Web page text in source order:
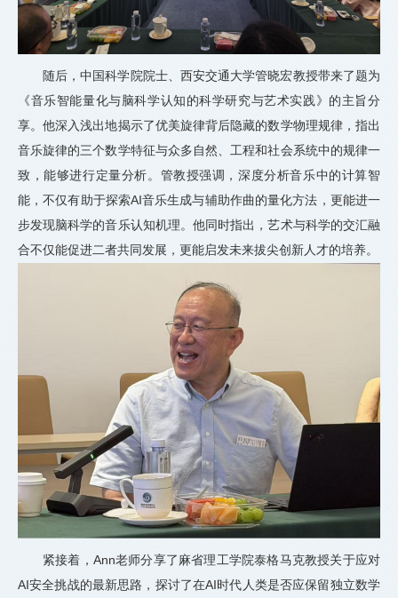
随后，中国科学院院士、西安交通大学管晓宏教授带来了题为
《音乐智能量化与脑科学认知的科学研究与艺术实践》的主旨分
享。他深入浅出地揭示了优美旋律背后隐藏的数学物理规律，指出
音乐旋律的三个数学特征与众多自然、工程和社会系统中的规律一
致，能够进行定量分析。管教授强调，深度分析音乐中的计算智
能，不仅有助于探索AI音乐生成与辅助作曲的量化方法，更能进一
步发现脑科学的音乐认知机理。他同时指出，艺术与科学的交汇融
合不仅能促进二者共同发展，更能启发未来拔尖创新人才的培养。
紧接着，Ann老师分享了麻省理工学院泰格马克教授关于应对
AI安全挑战的最新思路，探讨了在AI时代人类是否应保留独立数学